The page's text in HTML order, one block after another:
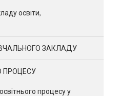
освіти,
ЗАКЛАДУ
ПРОЦЕСУ
процесу у